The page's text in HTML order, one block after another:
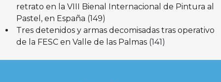
retrato en la VIII Bienal Internacional de Pintura al
Pastel, en España (149)
Tres detenidos y armas decomisadas tras operativo
de la FESC en Valle de las Palmas (141)